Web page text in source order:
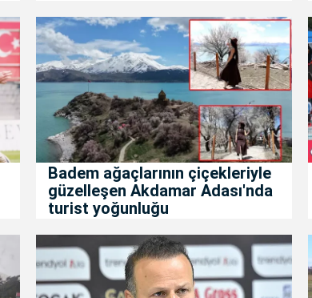
Badem ağaçlarının çiçekleriyle
güzelleşen Akdamar Adası'nda
turist yoğunluğu